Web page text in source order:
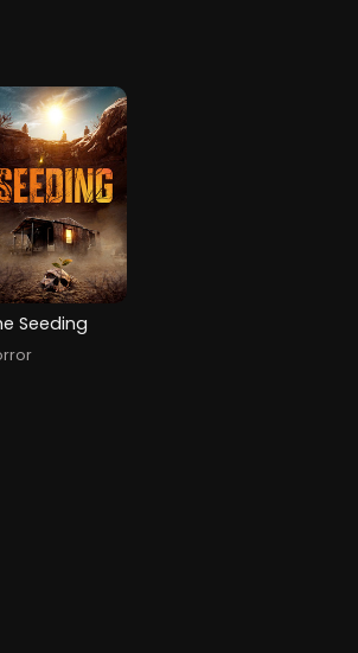
Seeding